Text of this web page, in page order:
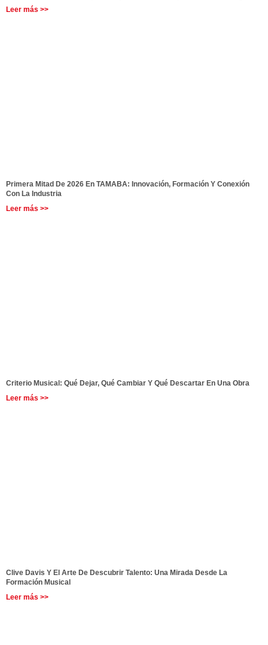
Leer más >>
Primera Mitad De 2026 En TAMABA: Innovación, Formación Y Conexión
Con La Industria
Leer más >>
Criterio Musical: Qué Dejar, Qué Cambiar Y Qué Descartar En Una Obra
Leer más >>
Clive Davis Y El Arte De Descubrir Talento: Una Mirada Desde La
Formación Musical
Leer más >>